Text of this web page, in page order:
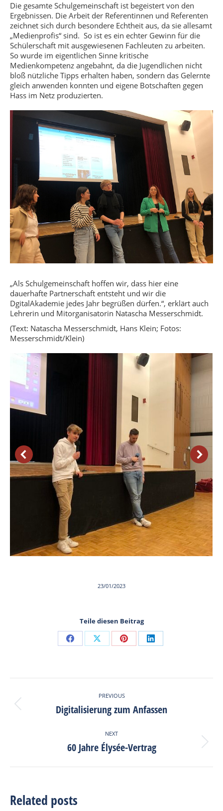
Die gesamte Schulgemeinschaft ist begeistert von den
Ergebnissen. Die Arbeit der Referentinnen und Referenten
zeichnet sich durch besondere Echtheit aus, da sie allesamt
„Medienprofis“ sind. So ist es ein echter Gewinn für die
Schülerschaft mit ausgewiesenen Fachleuten zu arbeiten.
So wurde im eigentlichen Sinne kritische
Medienkompetenz angebahnt, da die Jugendlichen nicht
bloß nützliche Tipps erhalten haben, sondern das Gelernte
gleich anwenden konnten und eigene Botschaften gegen
Hass im Netz produzierten.
„Als Schulgemeinschaft hoffen wir, dass hier eine
dauerhafte Partnerschaft entsteht und wir die
DgitalAkademie jedes Jahr begrüßen dürfen.“, erklärt auch
Lehrerin und Mitorganisatorin Natascha Messerschmidt.
(Text: Natascha Messerschmidt, Hans Klein; Fotos:
Messerschmidt/Klein)
23/01/2023
Teile diesen Beitrag
Share
Facebook
Share
X
Share
Pinterest
Share
LinkedIn
navigation
PREVIOUS
Previous
Digitalisierung zum Anfassen
NEXT
Next
60 Jahre Élysée-Vertrag
Related posts